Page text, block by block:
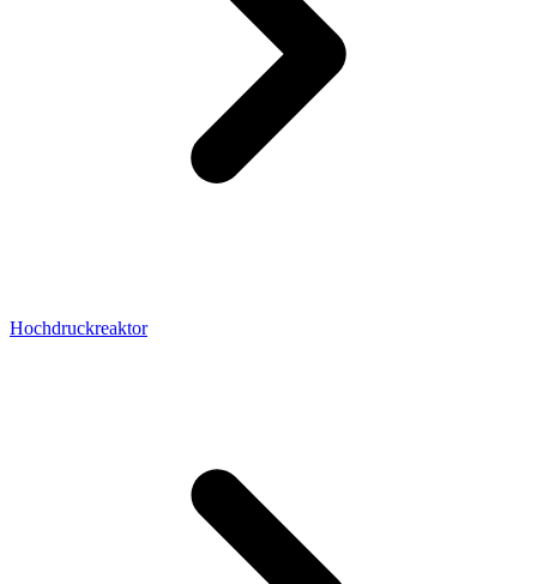
Hochdruckreaktor